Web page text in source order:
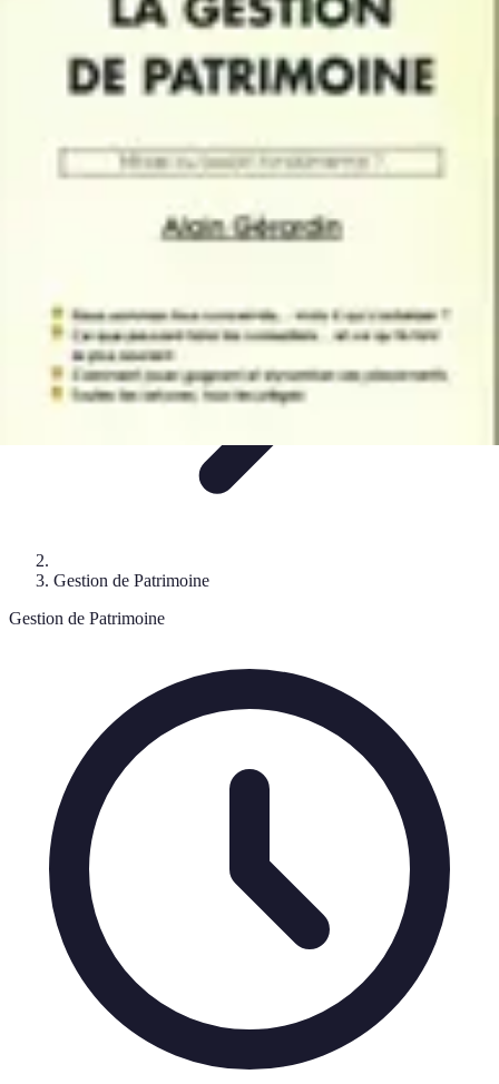
Patrimoine Optimal
patrimoineConseils de gestionInvestissements
Gestion de Patrimoine
Gestion de Patrimoine